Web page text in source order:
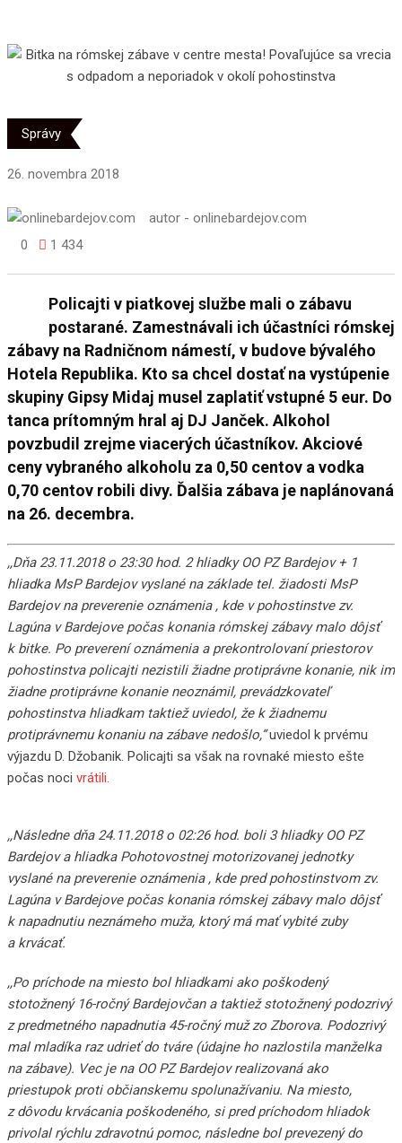
Správy
26. novembra 2018
autor - onlinebardejov.com
0
1 434
Policajti v piatkovej službe mali o zábavu
postarané. Zamestnávali ich účastníci rómskej
zábavy na Radničnom námestí, v budove bývalého
Hotela Republika. Kto sa chcel dostať na vystúpenie
skupiny Gipsy Midaj musel zaplatiť vstupné 5 eur. Do
tanca prítomným hral aj DJ Janček. Alkohol
povzbudil zrejme viacerých účastníkov. Akciové
ceny vybraného alkoholu za 0,50 centov a vodka
0,70 centov robili divy. Ďalšia zábava je naplánovaná
na 26. decembra.
,,Dňa 23.11.2018 o 23:30 hod. 2 hliadky OO PZ Bardejov + 1
hliadka MsP Bardejov vyslané na základe tel. žiadosti MsP
Bardejov na preverenie oznámenia , kde v pohostinstve zv.
Lagúna v Bardejove počas konania rómskej zábavy malo dôjsť
k bitke. Po preverení oznámenia a prekontrolovaní priestorov
pohostinstva policajti nezistili žiadne protiprávne konanie, nik im
žiadne protiprávne konanie neoznámil, prevádzkovateľ
pohostinstva hliadkam taktiež uviedol, že k žiadnemu
protiprávnemu konaniu na zábave nedošlo,”uviedol k prvému
výjazdu D. Džobanik. Policajti sa však na rovnaké miesto ešte
počas noci vrátili.
,,Následne dňa 24.11.2018 o 02:26 hod. boli 3 hliadky OO PZ
Bardejov a hliadka Pohotovostnej motorizovanej jednotky
vyslané na preverenie oznámenia , kde pred pohostinstvom zv.
Lagúna v Bardejove počas konania rómskej zábavy malo dôjsť
k napadnutiu neznámeho muža, ktorý má mať vybité zuby
a krvácať.
,,Po príchode na miesto bol hliadkami ako poškodený
stotožnený 16-ročný Bardejovčan a taktiež stotožnený podozrivý
z predmetného napadnutia 45-ročný muž zo Zborova. Podozrivý
mal mladíka raz udrieť do tváre (údajne ho nazlostila manželka
na zábave). Vec je na OO PZ Bardejov realizovaná ako
priestupok proti občianskemu spolunažívaniu. Na miesto,
z dôvodu krvácania poškodeného, si pred príchodom hliadok
privolal rýchlu zdravotnú pomoc, následne bol prevezený do